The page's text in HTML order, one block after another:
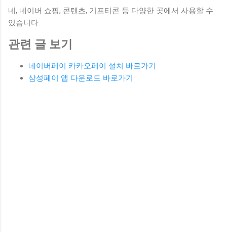
네, 네이버 쇼핑, 콘텐츠, 기프티콘 등 다양한 곳에서 사용할 수
있습니다.
관련 글 보기
네이버페이 카카오페이 설치 바로가기
삼성페이 앱 다운로드 바로가기